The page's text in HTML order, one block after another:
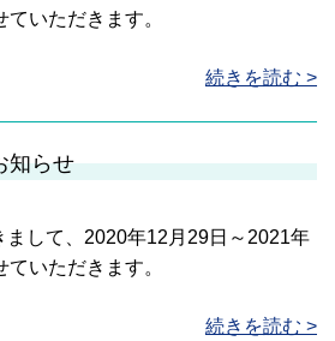
いただきます。
続きを読む >
知らせ
まして、2020年12月29日～2021年
いただきます。
続きを読む >